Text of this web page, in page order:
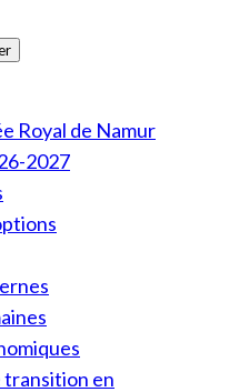
Royal de Namur
2027
transition en